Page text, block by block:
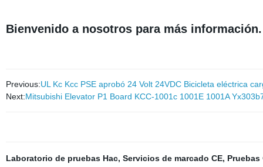
Bienvenido a nosotros para más información.
Previous:UL Kc Kcc PSE aprobó 24 Volt 24VDC Bicicleta eléctrica
Next:Mitsubishi Elevator P1 Board KCC-1001c 1001E 1001A
Laboratorio de pruebas Hac, Servicios de marcado CE, Pruebas